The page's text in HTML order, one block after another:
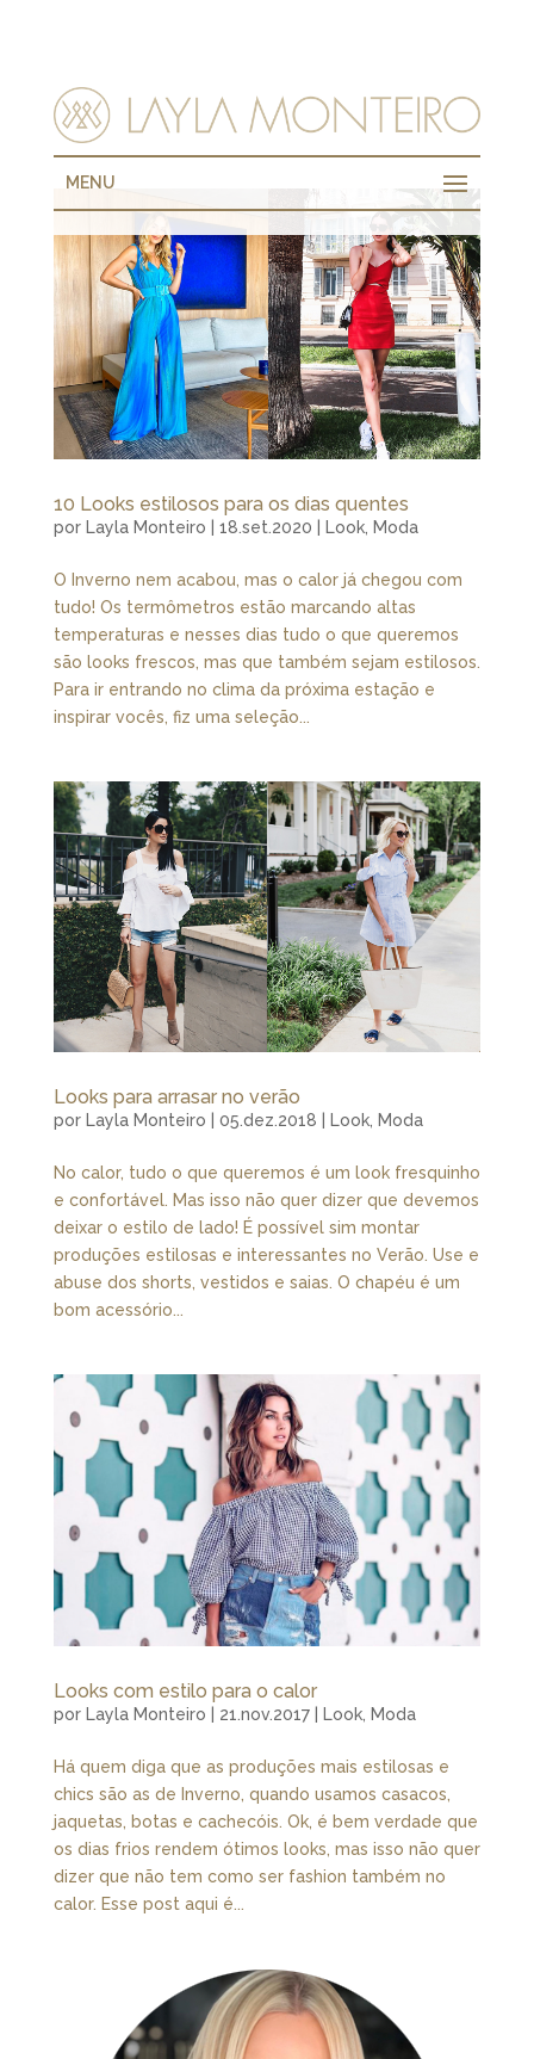
MENU
10 Looks estilosos para os dias quentes
por Layla Monteiro 18.set.2020 Look, Moda
O Inverno nem acabou, mas o calor já chegou com
tudo! Os termômetros estão marcando altas
temperaturas e nesses dias tudo o que queremos
são looks frescos, mas que também sejam estilosos.
Para ir entrando no clima da próxima estação e
inspirar vocês, fiz uma seleção...
Looks para arrasar no verão
por Layla Monteiro 05.dez.2018 Look, Moda
No calor, tudo o que queremos é um look fresquinho
e confortável. Mas isso não quer dizer que devemos
deixar o estilo de lado! É possível sim montar
produções estilosas e interessantes no Verão. Use e
abuse dos shorts, vestidos e saias. O chapéu é um
bom acessório...
Looks com estilo para o calor
por Layla Monteiro 21.nov.2017| Look, Moda
Há quem diga que as produções mais estilosas e
chics são as de Inverno, quando usamos casacos,
jaquetas, botas e cachecóis. Ok, é bem verdade que
os dias frios rendem ótimos looks, mas isso não quer
dizer que não tem como ser fashion também no
calor. Esse post aqui é...